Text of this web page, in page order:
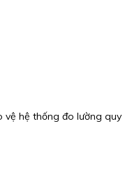
vệ hệ thống đo lường quy